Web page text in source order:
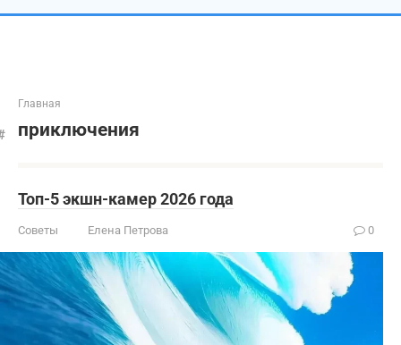
Главная
приключения
Топ-5 экшн-камер 2026 года
Советы Елена Петрова 0